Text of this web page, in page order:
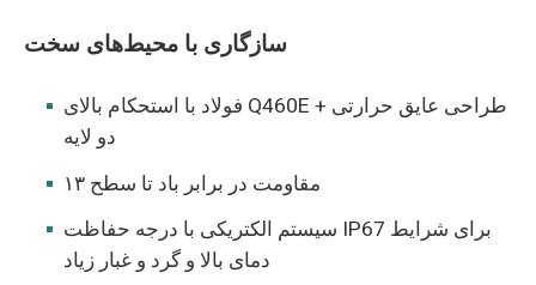
سازگاری با محیط‌های سخت
فولاد با استحکام بالای Q460E + طراحی عایق حرارتی
دو لایه
مقاومت در برابر باد تا سطح ۱۳
سیستم الکتریکی با درجه حفاظت IP67 برای شرایط
دمای بالا و گرد و غبار زیاد